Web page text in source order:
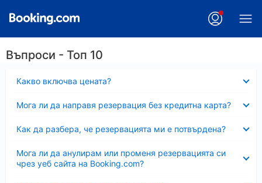
Въпроси - Топ 10
Какво включва цената?
Мога ли да направя резервация без кредитна карта?
Как да разбера, че резервацията ми е потвърдена?
Мога ли да анулирам или променя резервацията си
чрез уеб сайта на Booking.com?